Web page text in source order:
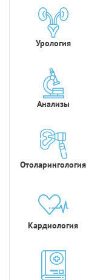
Урология
Анализы
Отоларингология
Кардиология